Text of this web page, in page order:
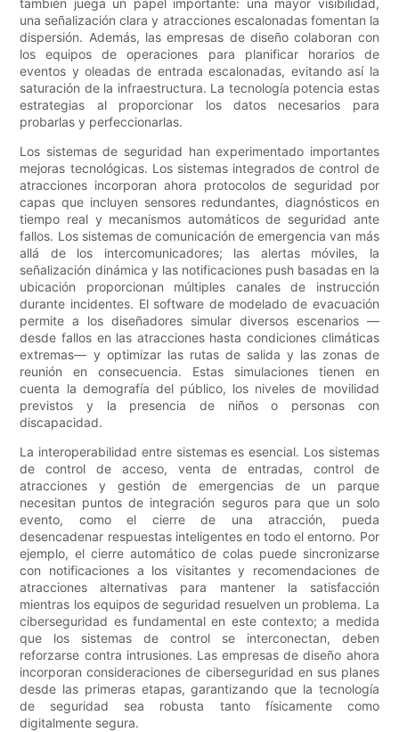
también juega un papel importante: una mayor visibilidad,
una señalización clara y atracciones escalonadas fomentan la
dispersión. Además, las empresas de diseño colaboran con
los equipos de operaciones para planificar horarios de
eventos y oleadas de entrada escalonadas, evitando así la
saturación de la infraestructura. La tecnología potencia estas
estrategias al proporcionar los datos necesarios para
probarlas y perfeccionarlas.
Los sistemas de seguridad han experimentado importantes
mejoras tecnológicas. Los sistemas integrados de control de
atracciones incorporan ahora protocolos de seguridad por
capas que incluyen sensores redundantes, diagnósticos en
tiempo real y mecanismos automáticos de seguridad ante
fallos. Los sistemas de comunicación de emergencia van más
allá de los intercomunicadores; las alertas móviles, la
señalización dinámica y las notificaciones push basadas en la
ubicación proporcionan múltiples canales de instrucción
durante incidentes. El software de modelado de evacuación
permite a los diseñadores simular diversos escenarios —
desde fallos en las atracciones hasta condiciones climáticas
extremas— y optimizar las rutas de salida y las zonas de
reunión en consecuencia. Estas simulaciones tienen en
cuenta la demografía del público, los niveles de movilidad
previstos y la presencia de niños o personas con
discapacidad.
La interoperabilidad entre sistemas es esencial. Los sistemas
de control de acceso, venta de entradas, control de
atracciones y gestión de emergencias de un parque
necesitan puntos de integración seguros para que un solo
evento, como el cierre de una atracción, pueda
desencadenar respuestas inteligentes en todo el entorno. Por
ejemplo, el cierre automático de colas puede sincronizarse
con notificaciones a los visitantes y recomendaciones de
atracciones alternativas para mantener la satisfacción
mientras los equipos de seguridad resuelven un problema. La
ciberseguridad es fundamental en este contexto; a medida
que los sistemas de control se interconectan, deben
reforzarse contra intrusiones. Las empresas de diseño ahora
incorporan consideraciones de ciberseguridad en sus planes
desde las primeras etapas, garantizando que la tecnología
de seguridad sea robusta tanto físicamente como
digitalmente segura.